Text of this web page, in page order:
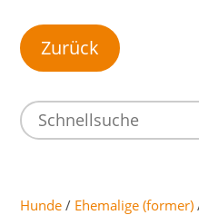
Hunde / Ehemalige (former)